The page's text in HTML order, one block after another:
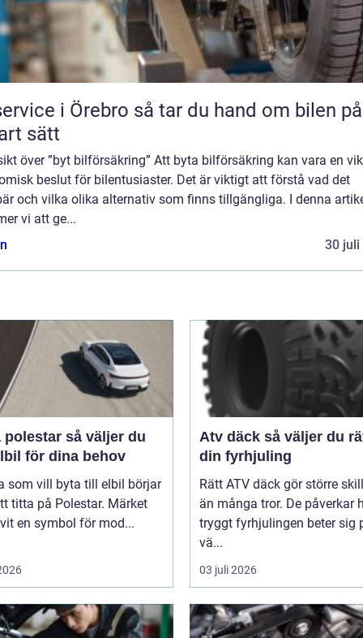
Örebro så tar du hand om bilen på ett
sätt
över ”byt bilförsäkring” Att byta bilförsäkring kan vara en
beslut för bilentusiaster. Det är viktigt att förstå vad det
och vilka olika alternativ som finns tillgängliga. I denna
vi att ge...
30 juli
så väljer du
för dina behov
som vill byta till elbil börjar
titta på Polestar. Märket
en symbol för mod...
Atv däck så väljer du rätt för
din fyrhjuling
Rätt ATV däck gör större
än många tror. De påverkar
tryggt fyrhjulingen beter sig
vä...
03 juli 2026